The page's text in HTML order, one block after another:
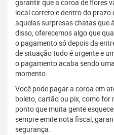
garantir que a coroa de flores
local correto e dentro do
aquelas surpresas chatas que
disso, oferecemos algo que
o pagamento só depois da
de situação tudo é urgente e
o pagamento acaba sendo
momento.
Você pode pagar a coroa em
boleto, cartão ou pix, como for
ponto que muita gente
sempre emite nota fiscal,
segurança.